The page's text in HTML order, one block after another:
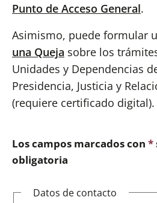
Punto de Acceso General.
Asimismo, puede formular
una Queja sobre los
Unidades y Dependencias
Presidencia, Justicia y
(requiere certificado digital).
Los campos marcados con *
obligatoria
Datos de contacto